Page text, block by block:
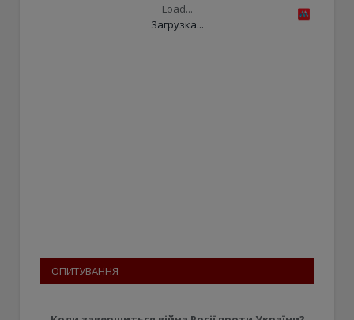
Load...
Загрузка...
ОПИТУВАННЯ